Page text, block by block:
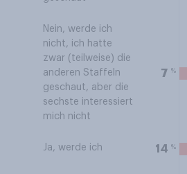
Nein, werde ich
nicht, ich hatte
zwar (teilweise) die
anderen Staffeln
geschaut, aber die
sechste interessiert
mich nicht
7 %
Ja, werde ich 14 %